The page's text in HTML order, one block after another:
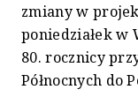
zmiany w
poniedziałek w
80. rocznicy
Północnych do